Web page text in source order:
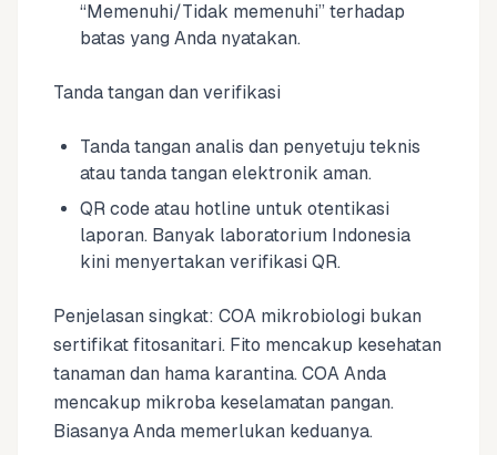
“Memenuhi/Tidak memenuhi” terhadap
batas yang Anda nyatakan.
Tanda tangan dan verifikasi
Tanda tangan analis dan penyetuju teknis
atau tanda tangan elektronik aman.
QR code atau hotline untuk otentikasi
laporan. Banyak laboratorium Indonesia
kini menyertakan verifikasi QR.
Penjelasan singkat: COA mikrobiologi bukan
sertifikat fitosanitari. Fito mencakup kesehatan
tanaman dan hama karantina. COA Anda
mencakup mikroba keselamatan pangan.
Biasanya Anda memerlukan keduanya.